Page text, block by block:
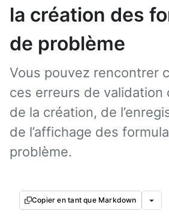
la création des
de problème
Vous pouvez rencontrer
ces erreurs de validation
de la création, de
de l’affichage des
problème.
Copier en tant que Markdown